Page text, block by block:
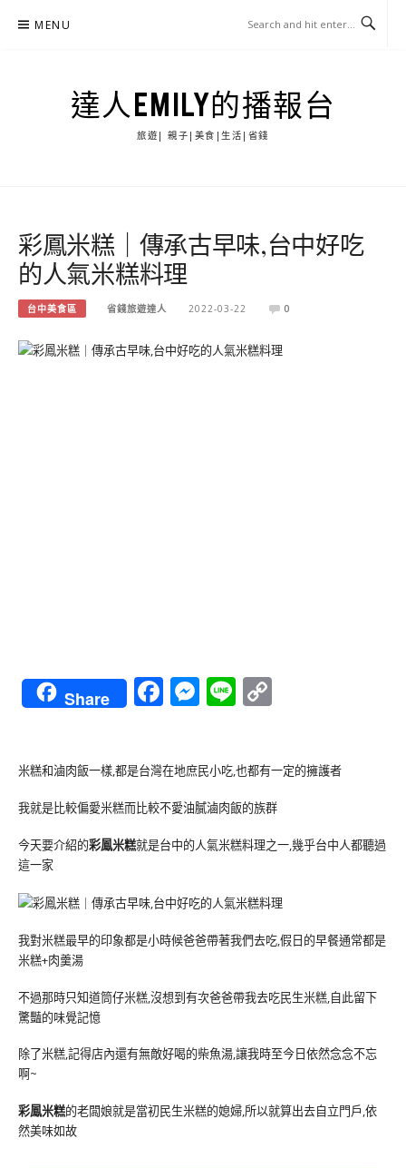
MENU
達人EMILY的播報台
旅遊| 親子|美食|生活|省錢
彩鳳米糕｜傳承古早味,台中好吃
的人氣米糕料理
台中美食區 省錢旅遊達人 2022-03-22 0
Share Facebook
Messenger
Line
米糕和滷肉飯一樣,都是台灣在地庶民小吃,也都有一定的擁護者
我就是比較偏愛米糕而比較不愛油膩滷肉飯的族群
今天要介紹的彩鳳米糕就是台中的人氣米糕料理之一,幾乎台中人都聽過
這一家
我對米糕最早的印象都是小時候爸爸帶著我們去吃,假日的早餐通常都是
米糕+肉羹湯
不過那時只知道筒仔米糕,沒想到有次爸爸帶我去吃民生米糕,自此留下
驚豔的味覺記憶
除了米糕,記得店內還有無敵好喝的柴魚湯,讓我時至今日依然念念不忘
啊~
彩鳳米糕的老闆娘就是當初民生米糕的媳婦,所以就算出去自立門戶,依
然美味如故